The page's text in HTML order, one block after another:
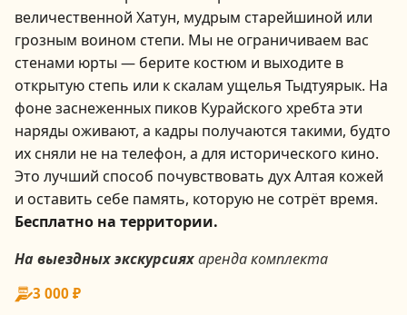
величественной Хатун, мудрым старейшиной или
грозным воином степи. Мы не ограничиваем вас
стенами юрты — берите костюм и выходите в
открытую степь или к скалам ущелья Тыдтуярык. На
фоне заснеженных пиков Курайского хребта эти
наряды оживают, а кадры получаются такими, будто
их сняли не на телефон, а для исторического кино.
Это лучший способ почувствовать дух Алтая кожей
и оставить себе память, которую не сотрёт время.
Бесплатно на территории.
На выездных экскурсияхаренда комплекта
3 000 ₽